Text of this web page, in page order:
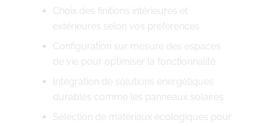
Choix des finitions intérieures et
extérieures selon vos préférences
Configuration sur mesure des espaces
de vie pour optimiser la fonctionnalité
Intégration de solutions énergétiques
durables comme les panneaux solaires
Sélection de matériaux écologiques pour